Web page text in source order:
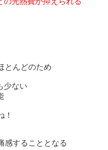
とんどのため
少ない
！
感することとなる